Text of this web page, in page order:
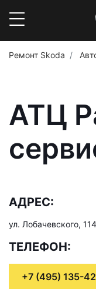
Ремонт Skoda
АТЦ
АДРЕС:
ул. Лобачевского, 114
ТЕЛЕФОН:
+7 (495) 135-